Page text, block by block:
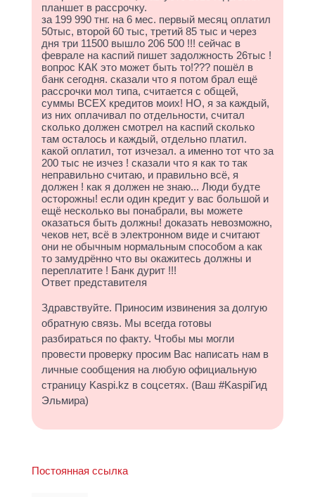
планшет в рассрочку.
за 199 990 тнг. на 6 мес. первый месяц оплатил
50тыс, второй 60 тыс, третий 85 тыс и через
дня три 11500 вышло 206 500 !!! сейчас в
феврале на каспий пишет задолжность 26тыс !
вопрос КАК это может быть то!??? пошёл в
банк сегодня. сказали что я потом брал ещё
рассрочки мол типа, считается с общей,
суммы ВСЕХ кредитов моих! НО, я за каждый,
из них оплачивал по отдельности, считал
сколько должен смотрел на каспий сколько
там осталось и каждый, отдельно платил.
какой оплатил, тот изчезал. а именно тот что за
200 тыс не изчез ! сказали что я как то так
неправильно считаю, и правильно всё, я
должен ! как я должен не знаю... Люди будте
осторожны! если один кредит у вас большой и
ещё несколько вы понабрали, вы можете
оказаться быть должны! доказать невозможно,
чеков нет, всё в электронном виде и считают
они не обычным нормальным способом а как
то замудрённо что вы окажитесь должны и
переплатите ! Банк дурит !!!
Ответ представителя
Здравствуйте. Приносим извинения за долгую
обратную связь. Мы всегда готовы
разбираться по факту. Чтобы мы могли
провести проверку просим Вас написать нам в
личные сообщения на любую официальную
страницу Kaspi.kz в соцсетях. (Ваш #KaspiГид
Эльмира)
Постоянная ссылка